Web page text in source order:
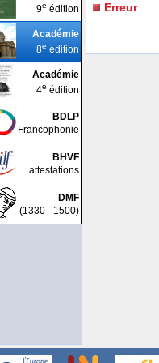
9e édition
Académie
8e édition
Académie
4e édition
BDLP
Francophonie
BHVF
attestations
DMF
(1330 - 1500)
Erreur